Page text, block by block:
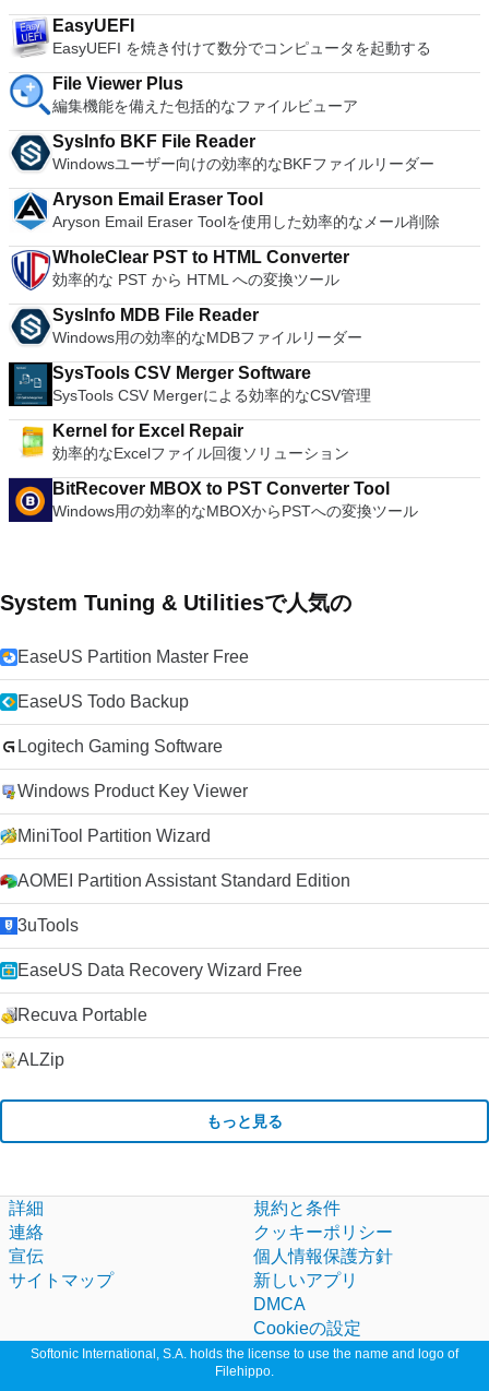
EasyUEFI
EasyUEFI を焼き付けて数分でコンピュータを起動する
File Viewer Plus
編集機能を備えた包括的なファイルビューア
SysInfo BKF File Reader
Windowsユーザー向けの効率的なBKFファイルリーダー
Aryson Email Eraser Tool
Aryson Email Eraser Toolを使用した効率的なメール削除
WholeClear PST to HTML Converter
効率的な PST から HTML への変換ツール
SysInfo MDB File Reader
Windows用の効率的なMDBファイルリーダー
SysTools CSV Merger Software
SysTools CSV Mergerによる効率的なCSV管理
Kernel for Excel Repair
効率的なExcelファイル回復ソリューション
BitRecover MBOX to PST Converter Tool
Windows用の効率的なMBOXからPSTへの変換ツール
System Tuning & Utilitiesで人気の
EaseUS Partition Master Free
EaseUS Todo Backup
Logitech Gaming Software
Windows Product Key Viewer
MiniTool Partition Wizard
AOMEI Partition Assistant Standard Edition
3uTools
EaseUS Data Recovery Wizard Free
Recuva Portable
ALZip
もっと見る
詳細
連絡
宣伝
サイトマップ
規約と条件
クッキーポリシー
個人情報保護方針
新しいアプリ
DMCA
Cookieの設定
Softonic International, S.A. holds the license to use the name and logo of
Filehippo.